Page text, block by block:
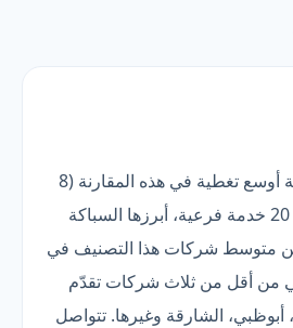
«شركة الرواد» صاحبة أوسع تغطية في هذه المقارنة (8
مناطق). قائمتها تضم 20 خدمة فرعية، أبرزها السباكة
متوسط شركات هذا التصنيف في
وهي من أقل من ثلاث شركات تقدّم
أبوظبي، الشارقة وغيرها. تتواصل